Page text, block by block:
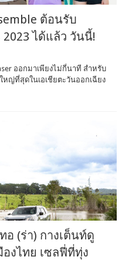
ต้อนรับ
ได้แล้ว วันนี้!
ออกมาเพียงไม่กี่นาที สำหรับ
หญ่ที่สุดในเอเชียตะวันออกเฉียง
(ร่า) กางเต็นท์ดู
งไทย เซลฟี่ที่ทุ่ง